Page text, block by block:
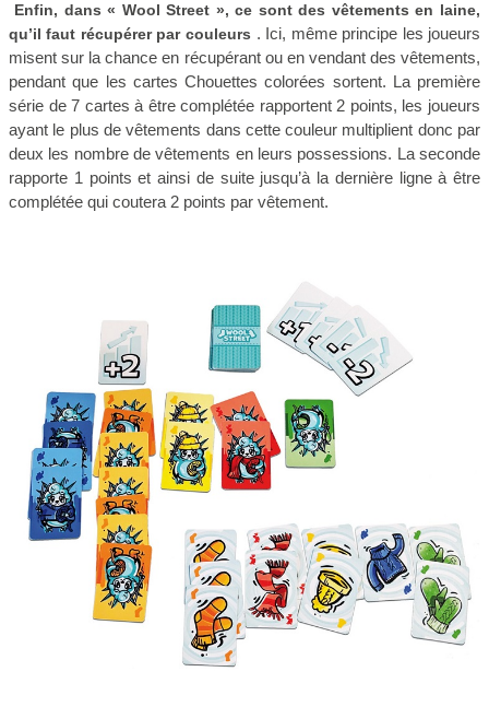
Enfin, dans « Wool Street », ce sont des vêtements en laine,
qu’il faut récupérer par couleurs . Ici, même principe les joueurs
misent sur la chance en récupérant ou en vendant des vêtements,
pendant que les cartes Chouettes colorées sortent. La première
série de 7 cartes à être complétée rapportent 2 points, les joueurs
ayant le plus de vêtements dans cette couleur multiplient donc par
deux les nombre de vêtements en leurs possessions. La seconde
rapporte 1 points et ainsi de suite jusqu’à la dernière ligne à être
complétée qui coutera 2 points par vêtement.